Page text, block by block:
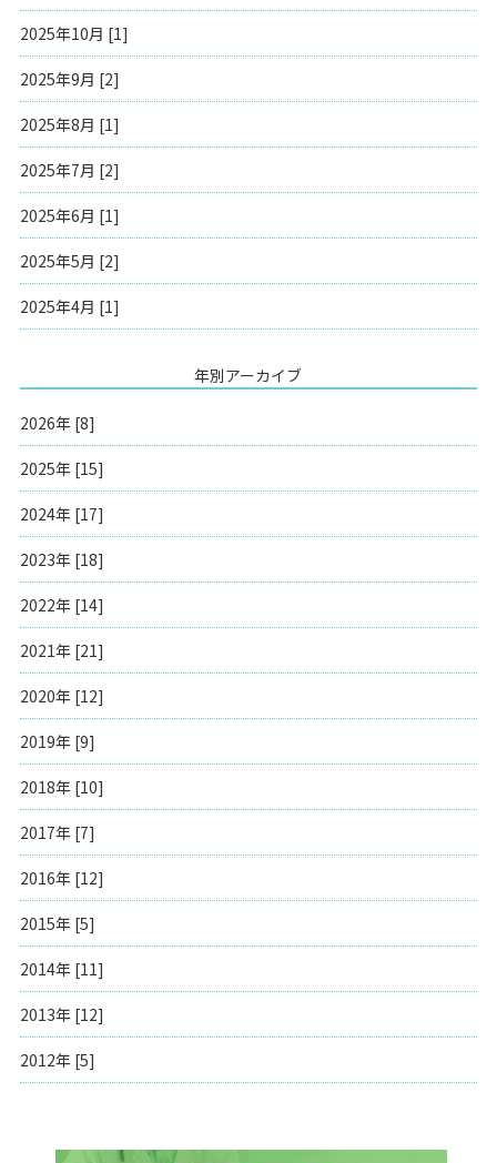
2025年10月 [1]
2025年9月 [2]
2025年8月 [1]
2025年7月 [2]
2025年6月 [1]
2025年5月 [2]
2025年4月 [1]
年別アーカイブ
2026年 [8]
2025年 [15]
2024年 [17]
2023年 [18]
2022年 [14]
2021年 [21]
2020年 [12]
2019年 [9]
2018年 [10]
2017年 [7]
2016年 [12]
2015年 [5]
2014年 [11]
2013年 [12]
2012年 [5]